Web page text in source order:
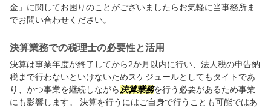
金」に関してお困りのことがございましたらお気軽に当事務所ま
でお問い合わせください。
決算業務での税理士の必要性と活用
決算は事業年度が終了してから2か月以内に行い、法人税の申告納
税まで行わないといけないためスケジュールとしてもタイトであ
り、かつ事業を継続しながら 決算業務を行う必要があるため事業
にも影響します。 決算を行うにはご自身で行うことも可能ではあ